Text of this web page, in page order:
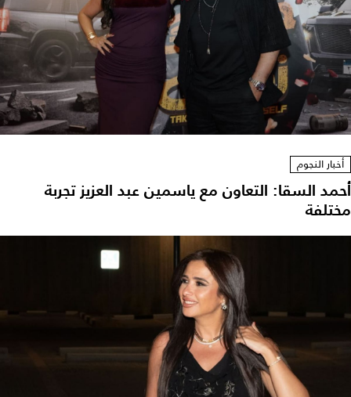
أخبار النجوم
أحمد السقا: التعاون مع ياسمين عبد العزيز تجربة
مختلفة